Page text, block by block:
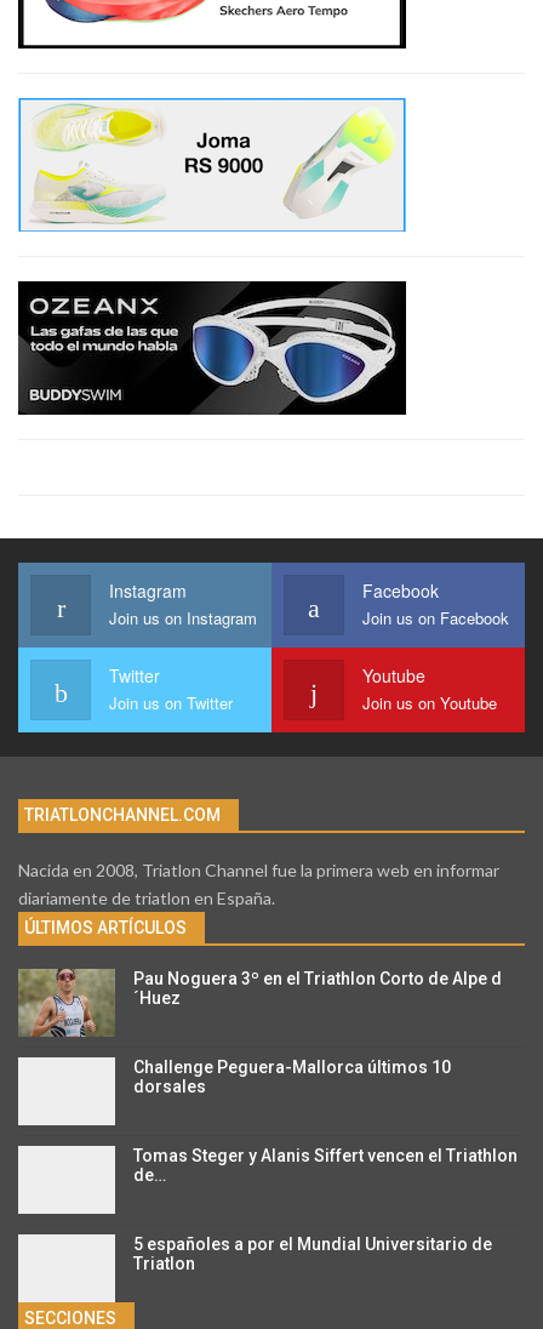
Instagram
Join us on Instagram
Facebook
Join us on Facebook
Twitter
Join us on Twitter
Youtube
Join us on Youtube
TRIATLONCHANNEL.COM
Nacida en 2008, Triatlon Channel fue la primera web en informar
diariamente de triatlon en España.
ÚLTIMOS ARTÍCULOS
Pau Noguera 3º en el Triathlon Corto de Alpe d
´Huez
Challenge Peguera-Mallorca últimos 10
dorsales
Tomas Steger y Alanis Siffert vencen el Triathlon
de…
5 españoles a por el Mundial Universitario de
Triatlon
SECCIONES